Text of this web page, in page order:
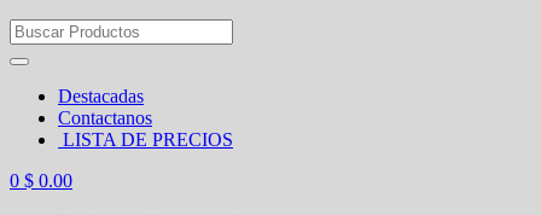
Search
for:
Destacadas
Contactanos
LISTA DE PRECIOS
0 $ 0.00